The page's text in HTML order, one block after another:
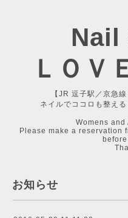
Nail
ＬＯＶ
【JR 逗子駅／京急
ネイルでココロも整え
Womens
Please make a reservation
お知らせ